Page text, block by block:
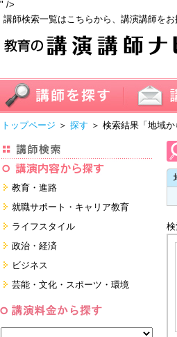
" />
講師検索一覧はこちらから、講演講師を
トップページ ＞ 探す ＞ 検索結果 「地域
教育・進路
進学・受験
教員・保護者
すべて
就職サポート・キャリア教育
就職サポートツール対策
面接・ディスカッション・マナー
対策
ライフスタイル
健康・美容・女性・食育
看護・介護・ボランティア
すべて
政治・経済
国際
日本
ビジネス
経営・マーケティング・ファイナ
ンス
コーチング・メンタルヘルス・人
芸能・文化・スポーツ・環境
スポーツ